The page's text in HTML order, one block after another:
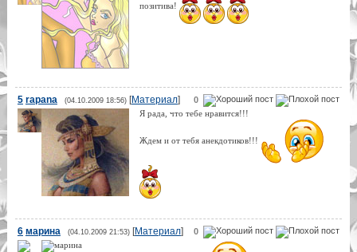
позитива!
0
5 rapana (04.10.2009 18:56)[Материал]
Я рада, что тебе нравится!!!
Ждем и от тебя анекдотиков!!!
0
6 марина (04.10.2009 21:53)[Материал]